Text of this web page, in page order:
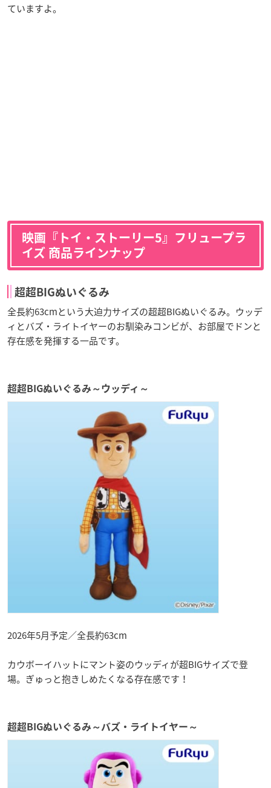
ていますよ。
映画『トイ・ストーリー5』フリュープラ
イズ 商品ラインナップ
超超BIGぬいぐるみ
全長約63cmという大迫力サイズの超超BIGぬいぐるみ。ウッデ
ィとバズ・ライトイヤーのお馴染みコンビが、お部屋でドンと
存在感を発揮する一品です。
超超BIGぬいぐるみ～ウッディ～
2026年5月予定／全長約63cm
カウボーイハットにマント姿のウッディが超BIGサイズで登
場。ぎゅっと抱きしめたくなる存在感です！
超超BIGぬいぐるみ～バズ・ライトイヤー～